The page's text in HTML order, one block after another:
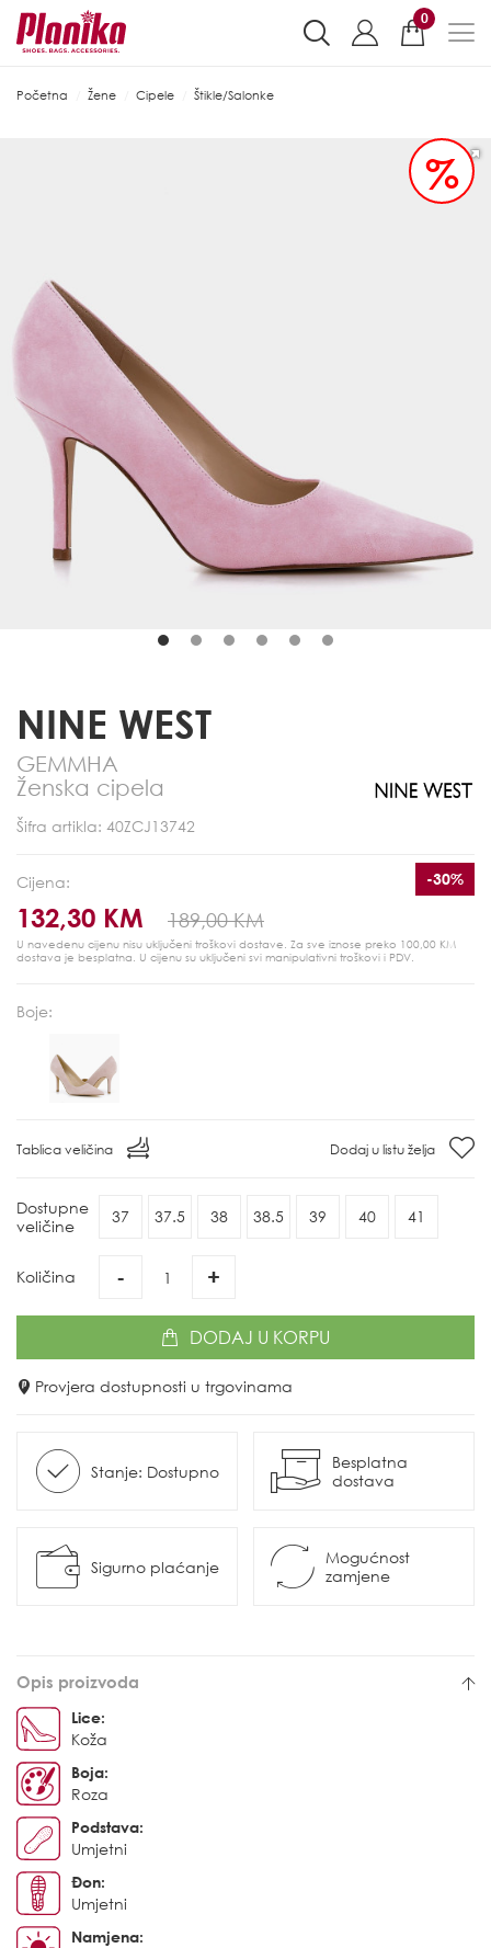
0
Početna Žene Cipele Štikle/Salonke
%
NINE WEST
GEMMHA
Ženska cipela
Šifra artikla: 40ZCJ13742
Cijena:
132,30 KM 189,00 KM
-30%
U navedenu cijenu nisu uključeni troškovi dostave. Za sve iznose preko 100,00 KM
dostava je besplatna. U cijenu su uključeni svi manipulativni troškovi i PDV.
Boje:
Tablica veličina Dodaj u listu želja
Dostupne
veličine
37 37.5 38 38.5 39 40 41
Količina - +
DODAJ U KORPU
Provjera dostupnosti u trgovinama
Stanje: Dostupno
Besplatna
dostava
Sigurno plaćanje
Mogućnost
zamjene
Opis proizvoda
Lice:
Koža
Boja:
Roza
Podstava:
Umjetni
Đon:
Umjetni
Namjena: